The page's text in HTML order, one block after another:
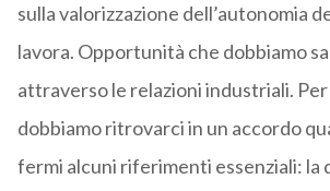
sulla valorizzazione dell’autonomia
lavora. Opportunità che dobbiamo
attraverso le relazioni industriali.
dobbiamo ritrovarci in un accordo
fermi alcuni riferimenti essenziali: la